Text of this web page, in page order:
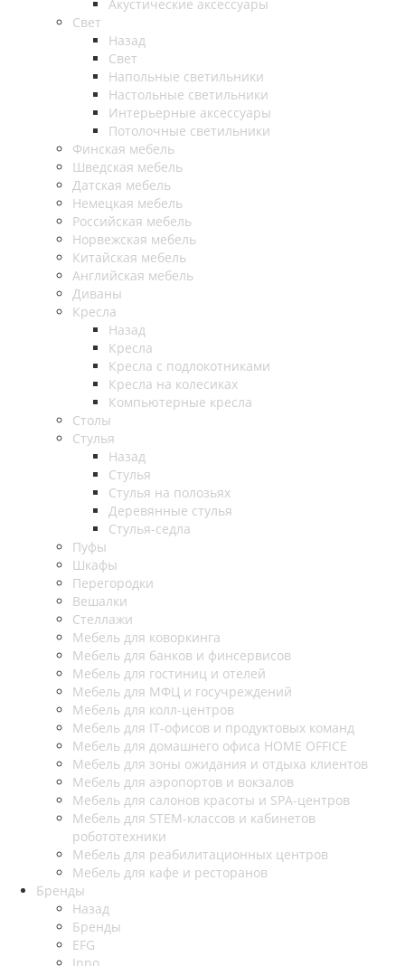
Акустические аксессуары
Свет
Назад
Свет
Напольные светильники
Настольные светильники
Интерьерные аксессуары
Потолочные светильники
Финская мебель
Шведская мебель
Датская мебель
Немецкая мебель
Российская мебель
Норвежская мебель
Китайская мебель
Английская мебель
Диваны
Кресла
Назад
Кресла
Кресла с подлокотниками
Кресла на колесиках
Компьютерные кресла
Столы
Стулья
Назад
Стулья
Стулья на полозьях
Деревянные стулья
Стулья-седла
Пуфы
Шкафы
Перегородки
Вешалки
Стеллажи
Мебель для коворкинга
Мебель для банков и финсервисов
Мебель для гостиниц и отелей
Мебель для МФЦ и госучреждений
Мебель для колл-центров
Мебель для IT-офисов и продуктовых команд
Мебель для домашнего офиса HOME OFFICE
Мебель для зоны ожидания и отдыха клиентов
Мебель для аэропортов и вокзалов
Мебель для салонов красоты и SPA-центров
Мебель для STEM-классов и кабинетов
робототехники
Мебель для реабилитационных центров
Мебель для кафе и ресторанов
Бренды
Назад
Бренды
EFG